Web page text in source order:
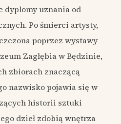
dyplomy uznania od
Po śmierci artysty,
poprzez wystawy
Zagłębia w Będzinie,
zbiorach znaczącą
nazwisko pojawia się w
historii sztuki
dzieł zdobią wnętrza